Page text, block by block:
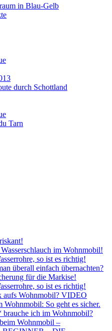
in Blau-Gelb
durch Schottland
Tarn
im Wohnmobil!
so ist es richtig!
überall einfach übernachten?
für die Markise!
so ist es richtig!
aufs Wohnmobil? VIDEO
So geht es sicher.
brauche ich im Wohnmobil?
Wohnmobil –